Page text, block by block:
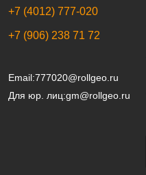
+7 (4012) 777-020
+7 (906) 238 71 72
Email:777020@rollgeo.ru
Для юр. лиц:gm@rollgeo.ru